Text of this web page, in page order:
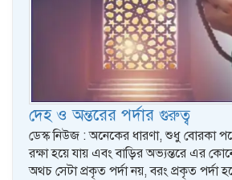
দেহ ও অন্তরের পর্দার গুরুত্ব
ডেস্ক নিউজ : অনেকের ধারণা, শুধু বোরকা
রক্ষা হয়ে যায় এবং বাড়ির অভ্যন্তরে এর
অথচ সেটা প্রকৃত পর্দা নয়, বরং প্রকৃত পর্দা